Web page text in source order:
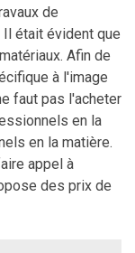
de
était évident que
Afin de
à l'image
faut pas l'acheter
en la
en la matière.
appel à
des prix de